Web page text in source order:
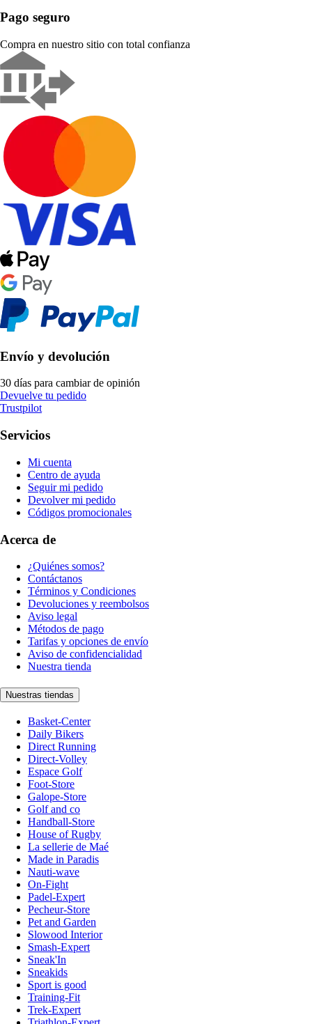
Pago seguro
Compra en nuestro sitio con total confianza
Envío y devolución
30 días para cambiar de opinión
Devuelve tu pedido
Trustpilot
Servicios
Mi cuenta
Centro de ayuda
Seguir mi pedido
Devolver mi pedido
Códigos promocionales
Acerca de
¿Quiénes somos?
Contáctanos
Términos y Condiciones
Devoluciones y reembolsos
Aviso legal
Métodos de pago
Tarifas y opciones de envío
Aviso de confidencialidad
Nuestra tienda
Nuestras tiendas
Basket-Center
Daily Bikers
Direct Running
Direct-Volley
Espace Golf
Foot-Store
Galope-Store
Golf and co
Handball-Store
House of Rugby
La sellerie de Maé
Made in Paradis
Nauti-wave
On-Fight
Padel-Expert
Pecheur-Store
Pet and Garden
Slowood Interior
Smash-Expert
Sneak'In
Sneakids
Sport is good
Training-Fit
Trek-Expert